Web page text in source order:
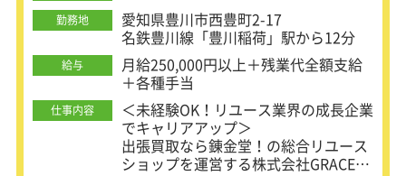
勤務地
愛知県豊川市西豊町2-17
名鉄豊川線「豊川稲荷」駅から12分
給与
月給250,000円以上＋残業代全額支給
＋各種手当
仕事内容
＜未経験OK！リユース業界の成長企業
でキャリアアップ＞
出張買取なら錬金堂！の総合リユース
ショップを運営する株式会社GRACE。